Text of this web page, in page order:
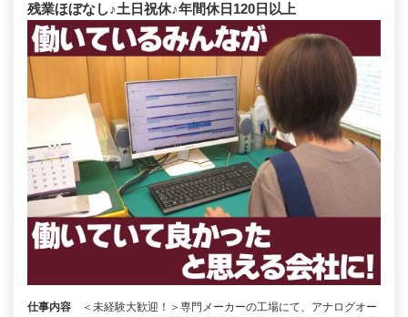
残業ほぼなし♪土日祝休♪年間休日120日以上
仕事内容
＜未経験大歓迎！＞専門メーカーの工場にて、アナログオー